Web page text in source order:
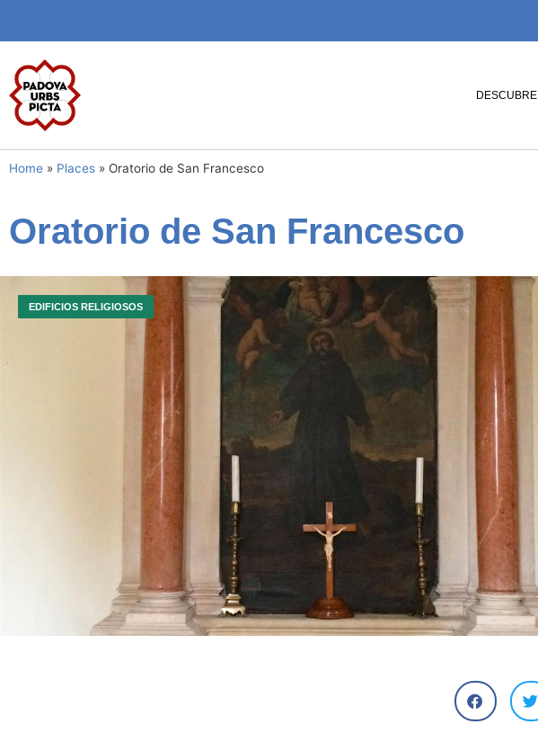
DESCUBRE
Home » Places » Oratorio de San Francesco
Oratorio de San Francesco
EDIFICIOS RELIGIOSOS